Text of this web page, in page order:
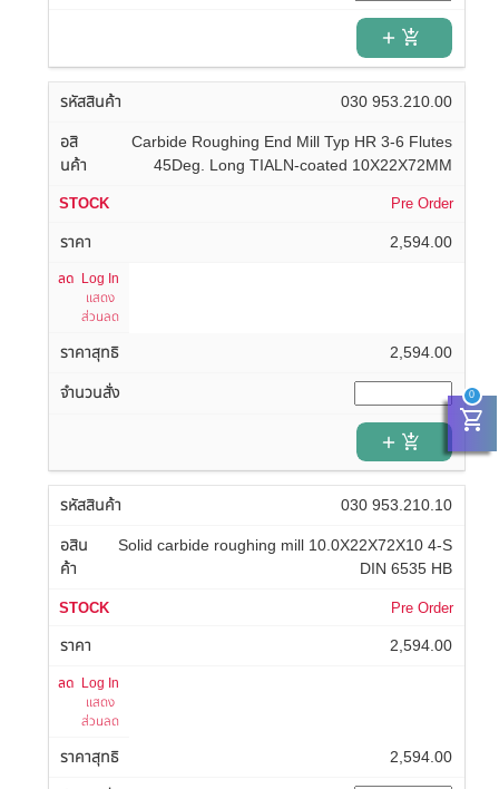
shopping_cart
0
add_shopping_cart
030 953.210.00
Carbide Roughing End Mill Typ HR 3-6 Flutes
45Deg. Long TIALN-coated 10X22X72MM
Pre Order
2,594.00
Log In
แสดง
ส่วนลด
2,594.00
add_shopping_cart
030 953.210.10
Solid carbide roughing mill 10.0X22X72X10 4-S
DIN 6535 HB
Pre Order
2,594.00
Log In
แสดง
ส่วนลด
2,594.00